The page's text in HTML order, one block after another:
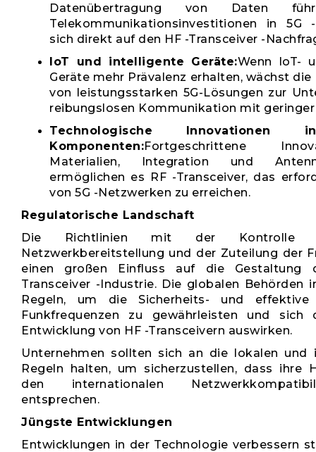
Datenübertragung von Daten
Telekommunikationsinvestitionen in 5G
sich direkt auf den HF -Transceiver -
IoT und intelligente Geräte:Wenn IoT-
Geräte mehr Prävalenz erhalten, wächst
von leistungsstarken 5G-Lösungen zur
reibungslosen Kommunikation mit geringer
Technologische
Komponenten:Fortgeschrittene
Materialien, Integration und
ermöglichen es RF -Transceiver, das
von 5G -Netzwerken zu erreichen.
Regulatorische Landschaft
Die Richtlinien mit der
Netzwerkbereitstellung und der Zuteilung der
einen großen Einfluss auf die Gestaltung
Transceiver -Industrie. Die globalen Behörden
Regeln, um die Sicherheits- und
Funkfrequenzen zu gewährleisten und
Entwicklung von HF -Transceivern auswirken.
Unternehmen sollten sich an die lokalen und
Regeln halten, um sicherzustellen, dass ihre
den internationalen
entsprechen.
Jüngste Entwicklungen
Entwicklungen in der Technologie verbessern